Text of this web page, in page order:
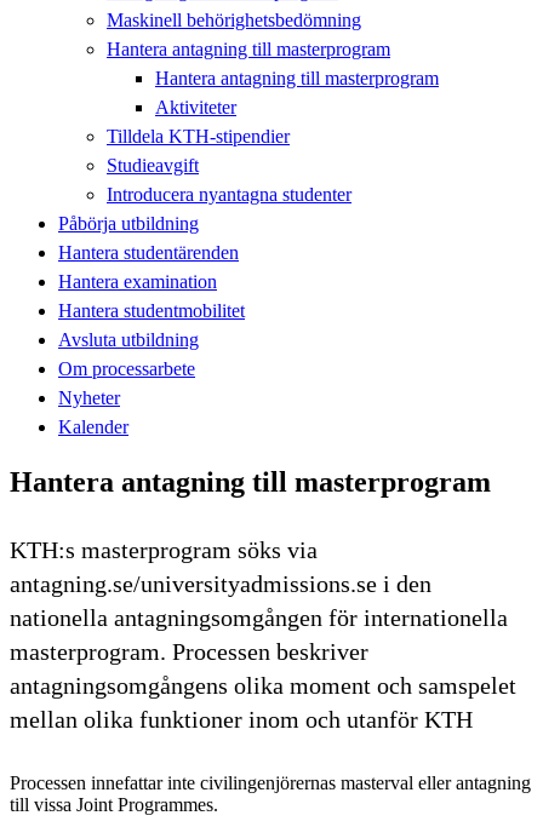
Maskinell behörighetsbedömning
Hantera antagning till masterprogram
Hantera antagning till masterprogram
Aktiviteter
Tilldela KTH-stipendier
Studieavgift
Introducera nyantagna studenter
Påbörja utbildning
Hantera studentärenden
Hantera examination
Hantera studentmobilitet
Avsluta utbildning
Om processarbete
Nyheter
Kalender
Hantera antagning till masterprogram
KTH:s masterprogram söks via
antagning.se/universityadmissions.se i den
nationella antagningsomgången för internationella
masterprogram. Processen beskriver
antagningsomgångens olika moment och samspelet
mellan olika funktioner inom och utanför KTH
Processen innefattar inte civilingenjörernas masterval eller antagning
till vissa Joint Programmes.